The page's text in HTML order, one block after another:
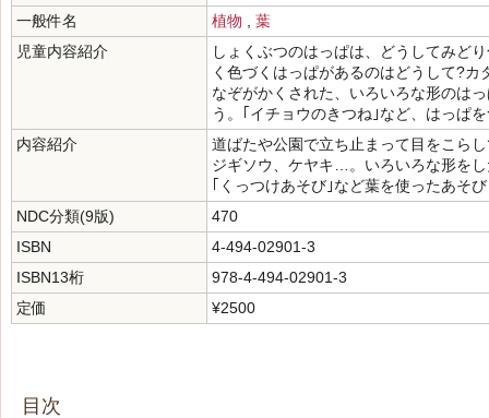
一般件名
植物
葉
児童内容紹介
しょくぶつのはっぱは、どうしてみど
く色づくはっぱがあるのはどうして?
なぞがかくされた、いろいろな形のは
う。｢イチョウのきつね｣など、はっぱ
内容紹介
道ばたや公園で立ち止まって目をこら
ジギソウ、ケヤキ…。いろいろな形を
｢くっつけあそび｣など葉を使ったあそ
NDC分類(9版)
470
ISBN
4-494-02901-3
ISBN13桁
978-4-494-02901-3
定価
¥2500
目次